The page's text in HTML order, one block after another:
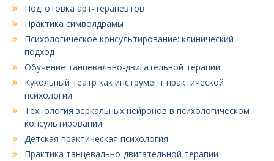
Подготовка арт-терапевтов
Практика символдрамы
Психологическое консультирование: клинический
подход
Обучение танцевально-двигательной терапии
Кукольный театр как инструмент практической
психологии
Технология зеркальных нейронов в психологическом
консультировании
Детская практическая психология
Практика танцевально-двигательной терапии